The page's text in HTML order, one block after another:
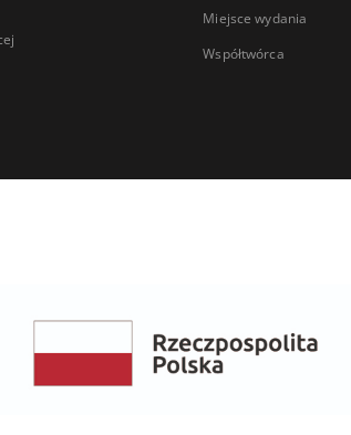
Miejsce wydania
Współtwórca